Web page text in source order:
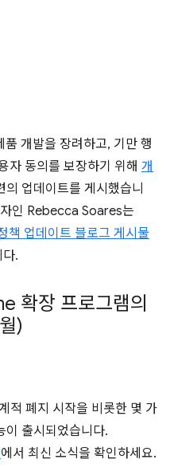
개발을 장려하고, 기만 행
자 동의를 보장하기 위해 개
의 업데이트를 게시했습니
인 Rebecca Soares는
책 업데이트 블로그 게시물
.
확장 프로그램의
)
적 폐지 시작을 비롯한 몇 가
이 출시되었습니다.
에서 최신 소식을 확인하세요.